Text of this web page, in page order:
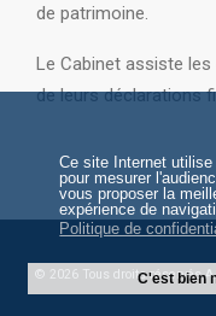
Ce site Internet
pour mesurer
vous proposer la
expérience de
Politique de
C'est bien
de patrimoine.
Le Cabinet assiste
de leurs déclarations
© 2026 Tous droits réservés